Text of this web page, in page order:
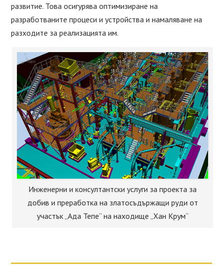
развитие. Това осигурява оптимизиране на
разработваните процеси и устройства и намаляване на
разходите за реализацията им.
Инженерни и консултантски услуги за проекта за
добив и преработка на златосъдържащи руди от
участък „Ада Тепе“ на находище „Хан Крум“